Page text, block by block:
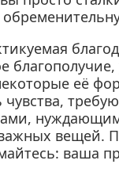
её
чувства,
вещей.
ваша